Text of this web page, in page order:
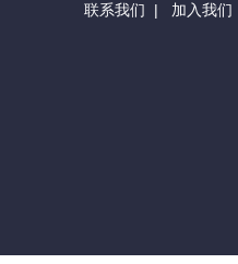
联系我们 | 加入我们